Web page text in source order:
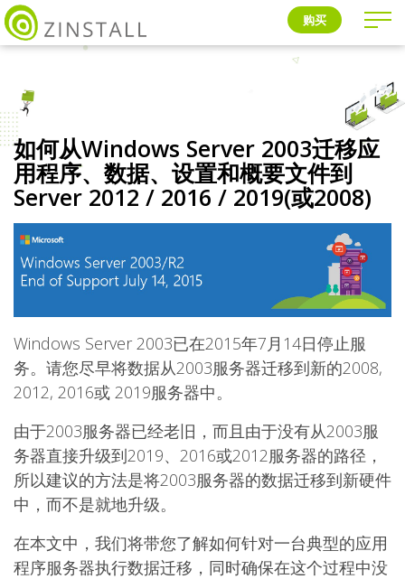
购买
如何从Windows Server 2003迁移应
用程序、数据、设置和概要文件到
Server 2012 / 2016 / 2019(或2008)
Windows Server 2003已在2015年7月14日停止服
务。请您尽早将数据从2003服务器迁移到新的2008,
2012, 2016或 2019服务器中。
由于2003服务器已经老旧，而且由于没有从2003服
务器直接升级到2019、2016或2012服务器的路径，
所以建议的方法是将2003服务器的数据迁移到新硬件
中，而不是就地升级。
在本文中，我们将带您了解如何针对一台典型的应用
程序服务器执行数据迁移，同时确保在这个过程中没